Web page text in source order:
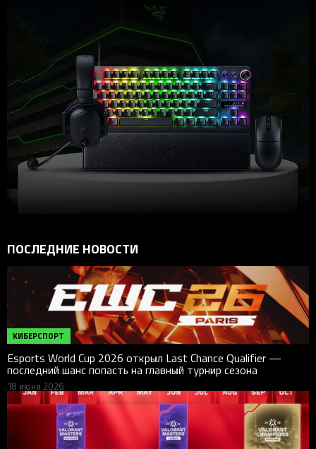
ПОСЛЕДНИЕ НОВОСТИ
КИБЕРСПОРТ
Esports World Cup 2026 открыл Last Chance Qualifier —
последний шанс попасть на главный турнир сезона
18 июня 2026